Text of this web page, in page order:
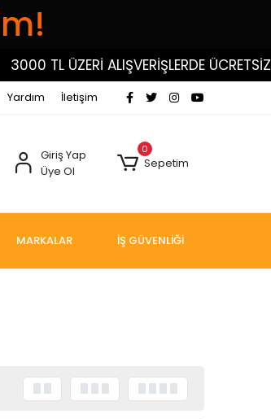
TL ÜZERİ ALIŞVERİŞLERDE ÜCRETSİZ
Yardım İletişim
Giriş Yap
Üye Ol
0
Sepetim
MARKALAR İŞ GÜVENLİĞİ